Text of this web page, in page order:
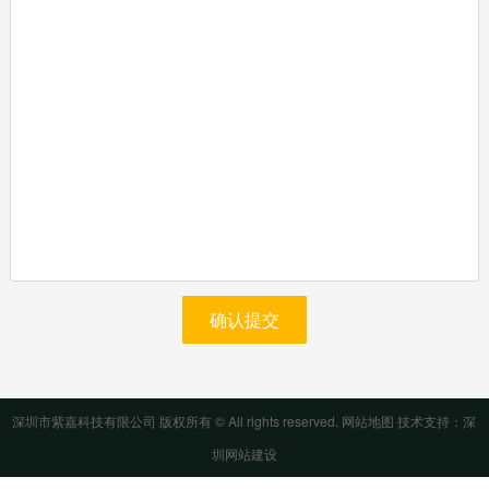
确认提交
深圳市紫嘉科技有限公司 版权所有 © All rights reserved. 网站地图 技术支持：深
圳网站建设